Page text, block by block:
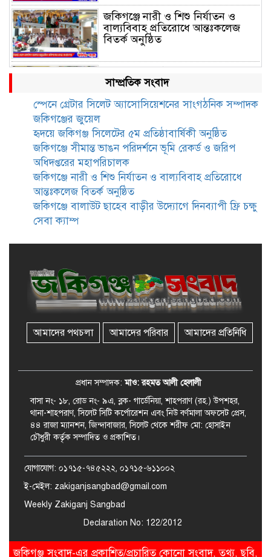
জকিগঞ্জে নারী ও শিশু নির্যাতন ও
বাল্যবিবাহ প্রতিরোধে আন্তঃকলেজ
বিতর্ক অনুষ্ঠিত
জকিগঞ্জে বালাউট ছাহেব বাড়ীর
উদ্যোগে দিনব্যাপী ফ্রি চক্ষু সেবা ক্যাম্প
জকিগঞ্জে সাজাপ্রাপ্ত আসামিসহ
গ্রেফতার ২
রেলপথে যুক্ত হবে জকিগঞ্জ-কানাইঘাট,
শুরু হচ্ছে সম্ভাব্যতা সমীক্ষা
সাবেক এমপি হাফিজ আহমদ
ভাতা পেতে টাকা লাগে না, জকিগঞ্জে
সমাজসেবা কর্মকর্তার গুরুত্বপূর্ণ বার্তা
সাম্প্রতিক সংবাদ
স্পেনে গ্রেটার সিলেট অ্যাসোসিয়েশনের সাংগঠনিক সম্পাদক
জকিগঞ্জের জুয়েল
হৃদয়ে জকিগঞ্জ সিলেটের ৫ম প্রতিষ্ঠাবার্ষিকী অনুষ্ঠিত
জকিগঞ্জে সীমান্ত ভাঙন পরিদর্শনে ভূমি রেকর্ড ও জরিপ
অধিদপ্তরের মহাপরিচালক
জকিগঞ্জে নারী ও শিশু নির্যাতন ও বাল্যবিবাহ প্রতিরোধে
আন্তঃকলেজ বিতর্ক অনুষ্ঠিত
জকিগঞ্জে বালাউট ছাহেব বাড়ীর উদ্যোগে দিনব্যাপী ফ্রি চক্ষু
সেবা ক্যাম্প
আমাদের পথচলা আমাদের পরিবার আমাদের প্রতিনিধি
প্রধান সম্পাদক:মাও: রহমত আলী হেলালী
বাসা নং- ১৮, রোড নং- ৯এ, ব্লক- গার্ডেনিয়া, শাহপরাণ (রহ.) উপশহর,
থানা-শাহপরাণ, সিলেট সিটি কর্পোরেশন এবং নিউ বর্ণমালা অফসেট প্রেস,
৪৪ রাজা ম্যানশন, জিন্দাবাজার, সিলেট থেকে শরীফ মো: হোসাইন
চৌধুরী কর্তৃক সম্পাদিত ও প্রকাশিত।
যোগাযোগ: ০১৭১৫-৭৪৫২২২, ০১৭১৫-৬১১০০২
ই-মেইল: zakiganjsangbad@gmail.com
Weekly Zakiganj Sangbad
Declaration No: 122/2012
জকিগঞ্জ সংবাদ-এর প্রকাশিত/প্রচারিত কোনো সংবাদ, তথ্য, ছবি,